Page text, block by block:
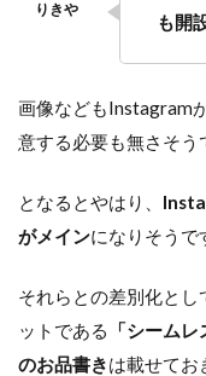
も開
画像などもInstagram
意する必要も無さそう
となるとやはり、
がメインになりそうで
それらとの差別化とし
ットである
「シーム
のお品書きは載せてお